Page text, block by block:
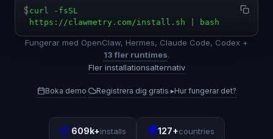
$ curl -fsSL
https://clawmetry.com/install.sh | bash
Fungerar med OpenClaw, Hermes, Claude Code, Codex +
13 fler runtimes.
Fler installationsalternativ
Boka demo· Registrera dig gratis·▸Hur fungerar det?
📦609k+installs 🌍127+countries